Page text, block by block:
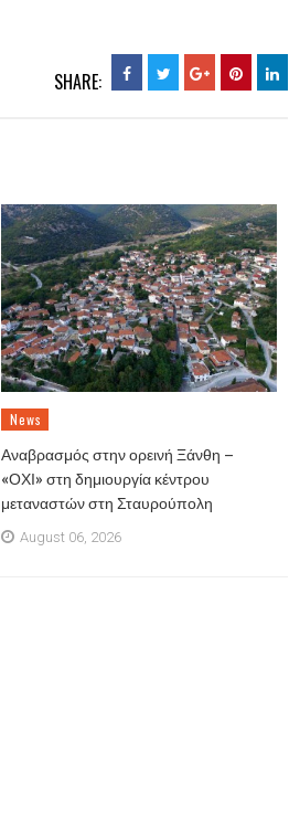
SHARE:
News
Αναβρασμός στην ορεινή Ξάνθη –
«ΟΧΙ» στη δημιουργία κέντρου
μεταναστών στη Σταυρούπολη
August 06, 2026